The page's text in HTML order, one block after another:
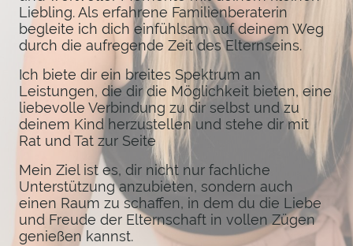
Liebling. Als erfahrene Familienberaterin
begleite ich dich einfühlsam auf deinem Weg
durch die aufregende Zeit des Elternseins.
Ich biete dir ein breites Spektrum an
Leistungen, die dir die Möglichkeit bieten, eine
liebevolle Verbindung zu dir selbst und zu
deinem Kind herzustellen und stehe dir mit
Rat und Tat zur Seite
Mein Ziel ist es, dir nicht nur fachliche
Unterstützung anzubieten, sondern auch
einen Raum zu schaffen, in dem du die Liebe
und Freude der Elternschaft in vollen Zügen
genießen kannst.